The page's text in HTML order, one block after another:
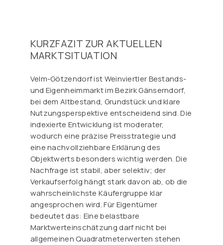
KURZFAZIT ZUR AKTUELLEN
MARKTSITUATION
Velm-Götzendorf ist Weinviertler Bestands-
und Eigenheimmarkt im Bezirk Gänserndorf,
bei dem Altbestand, Grundstück und klare
Nutzungsperspektive entscheidend sind. Die
indexierte Entwicklung ist moderater,
wodurch eine präzise Preisstrategie und
eine nachvollziehbare Erklärung des
Objektwerts besonders wichtig werden. Die
Nachfrage ist stabil, aber selektiv; der
Verkaufserfolg hängt stark davon ab, ob die
wahrscheinlichste Käufergruppe klar
angesprochen wird. Für Eigentümer
bedeutet das: Eine belastbare
Marktwerteinschätzung darf nicht bei
allgemeinen Quadratmeterwerten stehen